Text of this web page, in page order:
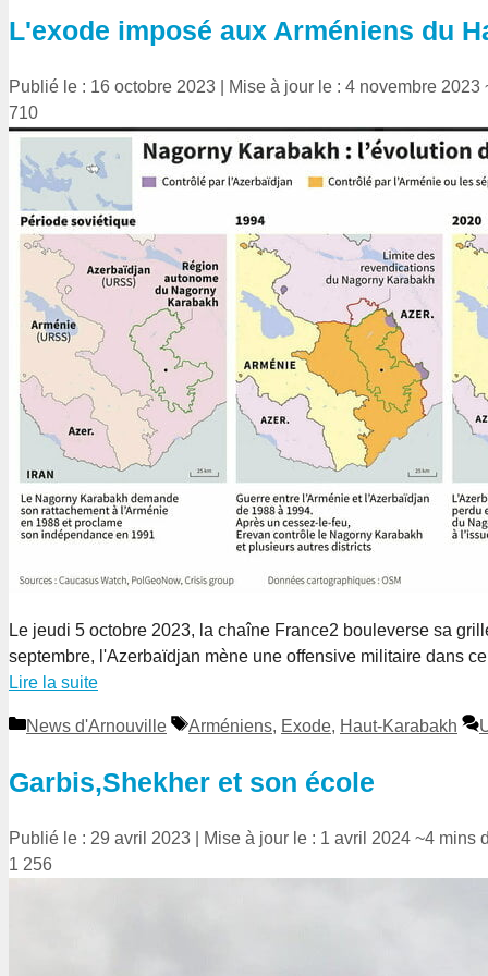
L'exode imposé aux Arméniens du
Publié le : 16 octobre 2023 Mise à jour le : 4 novembre 2023
710
Le jeudi 5 octobre 2023, la chaîne France2 bouleverse sa
septembre, l'Azerbaïdjan mène une offensive militaire dans
Lire la suite
Catégories
News d'Arnouville Étiquettes
Arméniens, Exode, Haut-Karabakh
Garbis,Shekher et son école
Publié le : 29 avril 2023 Mise à jour le : 1 avril 2024 ~4 mins
1 256